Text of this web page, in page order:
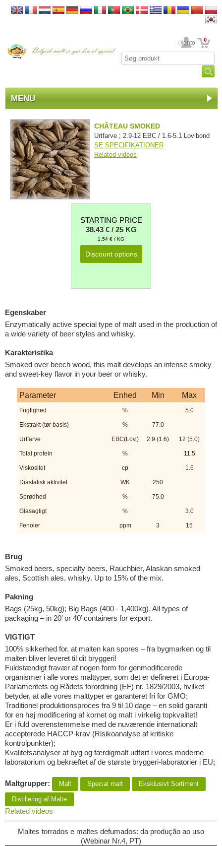
din konto 0
MENU
CHÂTEAU SMOKED
Urtfarve ; 2.9-12 EBC / 1.6-5.1 Lovibond
SE SPECIFIKATIONER
Related videos
STARTING PRICE
38.43 € / 25 KG
1.54 € / KG
Discount options
Egenskaber
Enzymatically active special type of malt used in the production of
a wide variety of beer styles and whisky.
Karakteristika
Smoked over beech wood, this malt develops an intense smoky
and sweet-key flavor in your beer or whisky.
Parameter Enhed Min Max
Fugtighed % 5.0
Ekstrakt (tør basis) % 77.0
Urtfarve EBC(Lov.) 2.9 (1.6) 12 (5.0)
Total protein % 11.5
Viskositet cp 1.6
Diastatisk aktivitet WK 250
Sprødhed % 75.0
Glasagtigt % 3.0
Fenoler ppm 3 15
Brug
Smoked beers, specialty beers, Rauchbier, Alaskan smoked
ales, Scottish ales, whisky. Up to 15% of the mix.
Pakning
Bags (25kg, 50kg); Big Bags (400 - 1,400kg). All types of
packaging – in 20’ or 40’ containers for export.
VIGTIGT
100% sikkerhed for, at malten kan spores – fra bygmarken og til
malten bliver leveret til dit bryggeri!
Fuldstændigt fravær af nogen form for genmodificerede
organismer i alle vores malttyper, som det er defineret i Europa-
Parlamentets og Rådets forordning (EF) nr. 1829/2003, hvilket
betyder, at alle vores malttyper er garanteret fri for GMO;
Traditionel produktionsproces fra 9 til 10 dage – en solid garanti
for en høj modificering af kornet og malt i virkelig topkvalitet!
Er i fuld overenstemmelse med de nuværende internationalt
accepterede HACCP-krav (Risikoanalyse af kritiske
kontrolpunkter);
Kvalitetsanalyser af byg og færdigmalt udført i vores moderne
laboratorium og bekræftet af de største bryggeri-laboratorier i EU;
Maltgrupper: Malt Special malt Eksklusivt Sortiment
Distillering af Malte
Related videos
Maltes torrados e maltes defumados: da produção ao uso
(Webinar Nr.4, PT)